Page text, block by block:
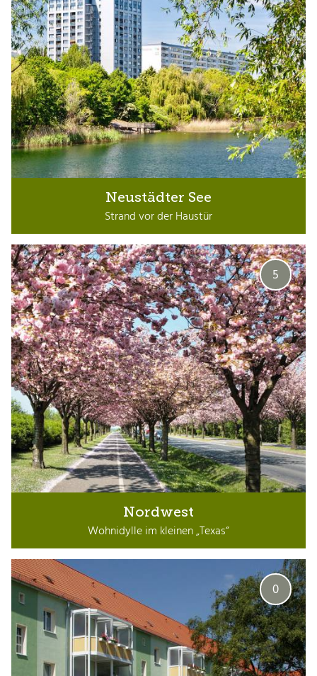
Neustädter See
Strand vor der Haustür
5
Nordwest
Wohnidylle im kleinen „Texas“
0